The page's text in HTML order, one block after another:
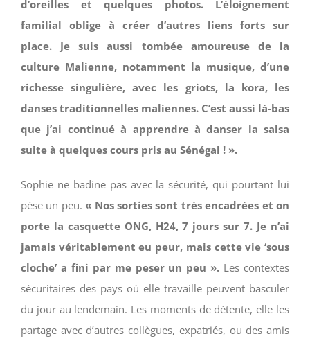
d’oreilles et quelques photos. L’éloignement
familial oblige à créer d’autres liens forts sur
place.
Je suis aussi tombée amoureuse de la
culture Malienne, notamment la musique, d’une
richesse singulière, avec les griots, la kora, les
danses traditionnelles maliennes. C’est aussi là-bas
que j’ai continué à apprendre à danser la salsa
suite à quelques cours pris au Sénégal ! ».
Sophie ne badine pas avec la sécurité, qui pourtant lui
pèse un peu.« Nos sorties sont très encadrées et on
porte la casquette ONG, H24, 7 jours sur 7. Je n’ai
jamais véritablement eu peur, mais cette vie ‘sous
cloche’ a fini par me peser un peu ». Les contextes
sécuritaires des pays où elle travaille peuvent basculer
du jour au lendemain. Les moments de détente, elle les
partage avec d’autres collègues, expatriés, ou des amis